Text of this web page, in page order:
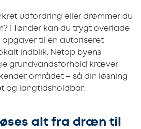
udfordring eller drømmer du
I Tønder kan du trygt overlade
opgaver til en autoriseret
indblik. Netop byens
grundvandsforhold kræver
området – så din løsning
og langtidsholdbar.
alt fra dræn til